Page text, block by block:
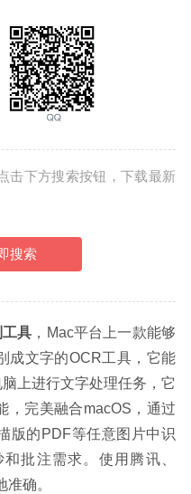
击下方搜索按钮，下载最新
搜索
具 ，Mac平台上一款能够
成文字的OCR工具，它能
上进行文字处理任务，它
，完美融合macOS，通过
版的PDF等任意图片中识
批注需求。使用腾讯、
确。